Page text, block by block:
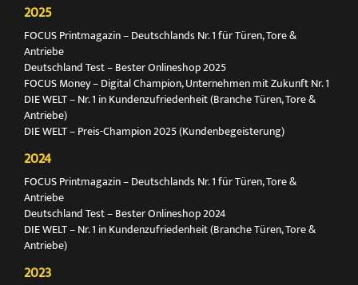
2025
FOCUS Printmagazin – Deutschlands Nr. 1 für Türen, Tore &
Antriebe
Deutschland Test – Bester Onlineshop 2025
FOCUS Money – Digital Champion, Unternehmen mit Zukunft Nr. 1
DIE WELT – Nr. 1 in Kundenzufriedenheit (Branche Türen, Tore &
Antriebe)
DIE WELT – Preis-Champion 2025 (Kundenbegeisterung)
2024
FOCUS Printmagazin – Deutschlands Nr. 1 für Türen, Tore &
Antriebe
Deutschland Test – Bester Onlineshop 2024
DIE WELT – Nr. 1 in Kundenzufriedenheit (Branche Türen, Tore &
Antriebe)
2023